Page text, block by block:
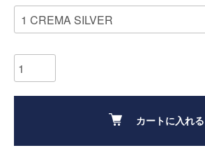
カートに入れる